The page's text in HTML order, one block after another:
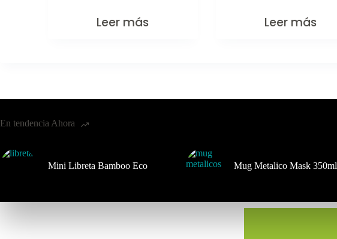
Leer más Leer más
En tendencia Ahora
Mini Libreta Bamboo Eco Mug Metalico Mask 350ml